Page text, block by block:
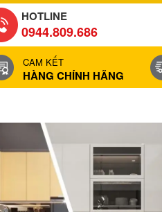
HOTLINE
0944.809.686
CAM KẾT
HÀNG CHÍNH HÃNG